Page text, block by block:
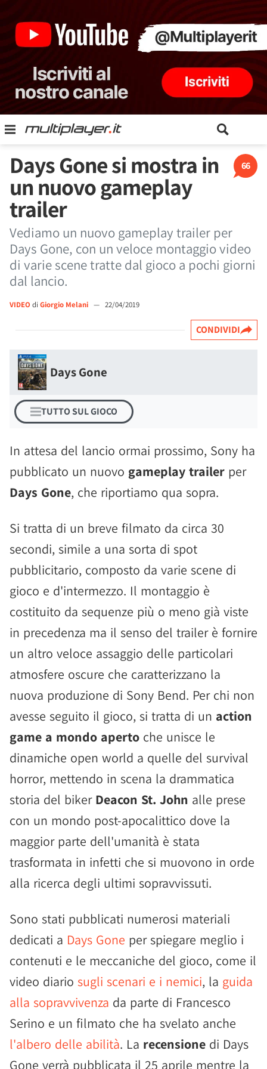
66
Days Gone si mostra in
un nuovo gameplay
trailer
Vediamo un nuovo gameplay trailer per
Days Gone, con un veloce montaggio video
di varie scene tratte dal gioco a pochi giorni
dal lancio.
VIDEO di Giorgio Melani — 22/04/2019
CONDIVIDI
Days Gone
TUTTO SUL GIOCO
In attesa del lancio ormai prossimo, Sony ha
pubblicato un nuovo gameplay trailer per
Days Gone, che riportiamo qua sopra.
Si tratta di un breve filmato da circa 30
secondi, simile a una sorta di spot
pubblicitario, composto da varie scene di
gioco e d'intermezzo. Il montaggio è
costituito da sequenze più o meno già viste
in precedenza ma il senso del trailer è fornire
un altro veloce assaggio delle particolari
atmosfere oscure che caratterizzano la
nuova produzione di Sony Bend. Per chi non
avesse seguito il gioco, si tratta di un action
game a mondo aperto che unisce le
dinamiche open world a quelle del survival
horror, mettendo in scena la drammatica
storia del biker Deacon St. John alle prese
con un mondo post-apocalittico dove la
maggior parte dell'umanità è stata
trasformata in infetti che si muovono in orde
alla ricerca degli ultimi sopravvissuti.
Sono stati pubblicati numerosi materiali
dedicati a Days Gone per spiegare meglio i
contenuti e le meccaniche del gioco, come il
video diario sugli scenari e i nemici, la guida
alla sopravvivenza da parte di Francesco
Serino e un filmato che ha svelato anche
l'albero delle abilità. La recensione di Days
Gone verrà pubblicata il 25 aprile mentre la